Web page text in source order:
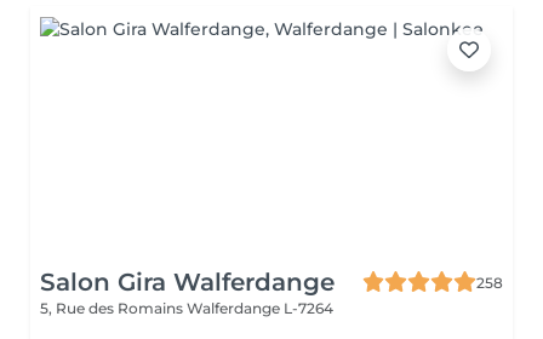
Salon Gira Walferdange
258
5, Rue des Romains Walferdange L-7264